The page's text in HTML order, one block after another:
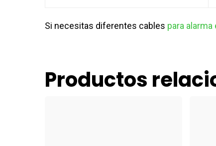
Si necesitas diferentes cables para
Productos